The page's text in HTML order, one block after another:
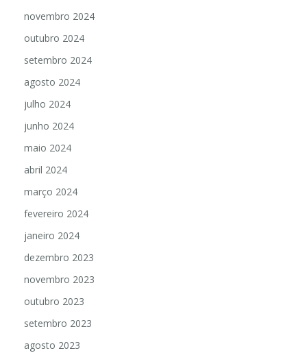
novembro 2024
outubro 2024
setembro 2024
agosto 2024
julho 2024
junho 2024
maio 2024
abril 2024
março 2024
fevereiro 2024
janeiro 2024
dezembro 2023
novembro 2023
outubro 2023
setembro 2023
agosto 2023